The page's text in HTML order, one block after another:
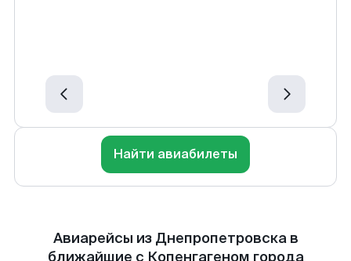
Найти авиабилеты
Авиарейсы из Днепропетровска в
ближайшие с Копенгагеном города